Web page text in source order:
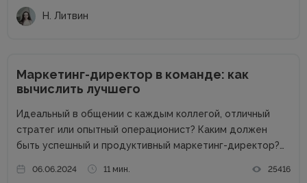
клиентов...
Н. Литвин
Маркетинг-директор в команде: как
вычислить лучшего
Идеальный в общении с каждым коллегой, отличный
стратег или опытный операционист? Каким должен
быть успешный и продуктивный маркетинг-директор?
Directors Day рассказал Виталий Ткаченко. Виталий –
06.06.2024 11 мин. 25416